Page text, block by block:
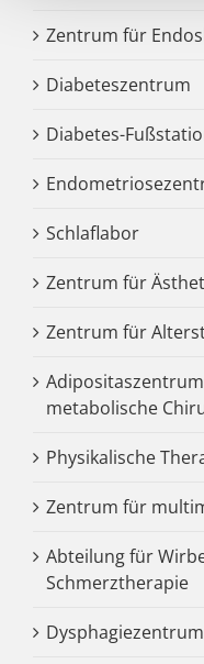
Zentrum für
Diabeteszentrum
Diabetes-
Schlaflabor
Zentrum für
Zentrum für
metabolische
Physikalische
Zentrum für
Abteilung für
Schmerztherapie
Dysphagiezentrum